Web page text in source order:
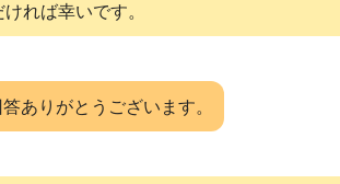
れば幸いです。
ありがとうございます。